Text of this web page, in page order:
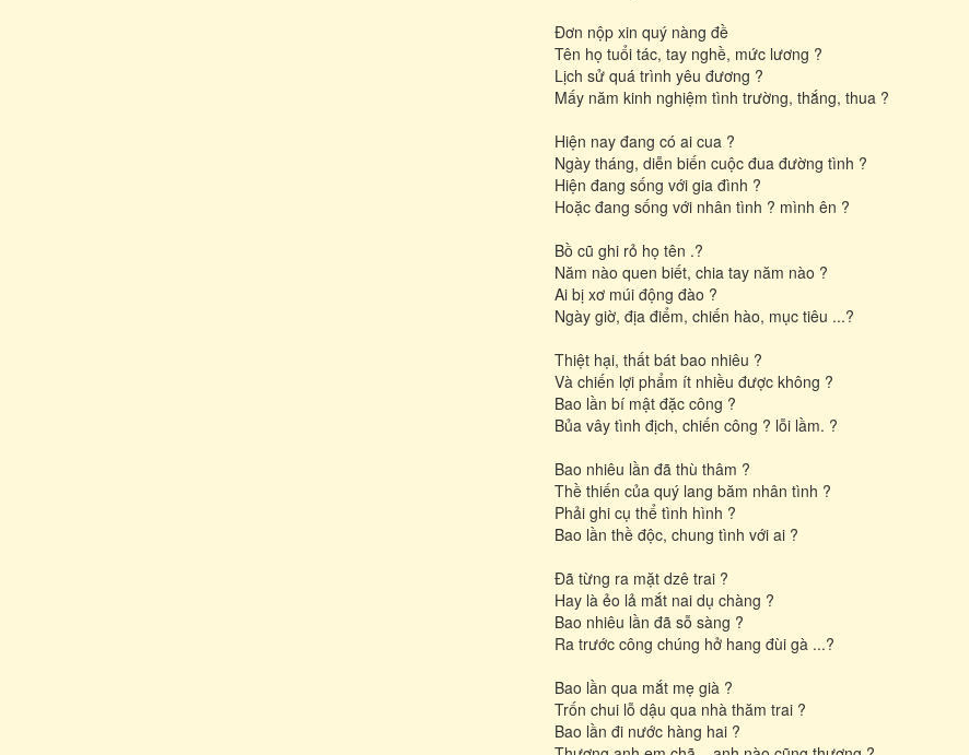
Đơn nộp xin quý nàng đề
Tên họ tuổi tác, tay nghề, mức lương ?
Lịch sử quá trình yêu đương ?
Mấy năm kinh nghiệm tình trường, thắng, thua ?
Hiện nay đang có ai cua ?
Ngày tháng, diễn biến cuộc đua đường tình ?
Hiện đang sống với gia đình ?
Hoặc đang sống với nhân tình ? mình ên ?
Bồ cũ ghi rỏ họ tên .?
Năm nào quen biết, chia tay năm nào ?
Ai bị xơ múi động đào ?
Ngày giờ, địa điểm, chiến hào, mục tiêu ...?
Thiệt hại, thất bát bao nhiêu ?
Và chiến lợi phẩm ít nhiều được không ?
Bao lần bí mật đặc công ?
Bủa vây tình địch, chiến công ? lỗi lầm. ?
Bao nhiêu lần đã thù thâm ?
Thề thiến của quý lang băm nhân tình ?
Phải ghi cụ thể tình hình ?
Bao lần thề độc, chung tình với ai ?
Đã từng ra mặt dzê trai ?
Hay là ẻo lả mắt nai dụ chàng ?
Bao nhiêu lần đã sỗ sàng ?
Ra trước công chúng hở hang đùi gà ...?
Bao lần qua mắt mẹ già ?
Trốn chui lỗ dậu qua nhà thăm trai ?
Bao lần đi nước hàng hai ?